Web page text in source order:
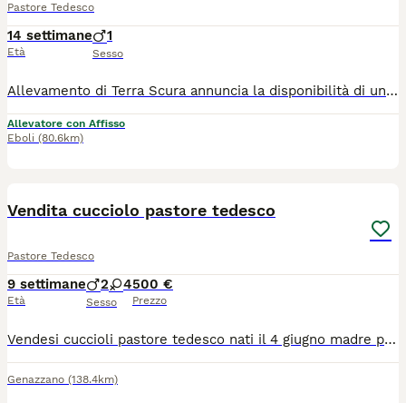
Pastore Tedesco
14 settimane
Età
1
Sesso
Allevamento di Terra Scura annuncia la disponibilità di un maschietto a pelo lungo Non è semplicemente un cucciolo, ma il frutto di un’attenta selezione genetica, nata dalla passione per il Pastore Tedesco e dalla volontà di allevare soggetti sani, equilibrati e tipici della razza. Questo splendido maschio a pelo lungo proviene da un’importantissima linea di sangue internazionale. Nel suo pedigree sono presenti campioni del mondo e soggetti che hanno scritto la storia della razza, sinonimo di eccellenza per carattere, salute, tipicità e bellezza. Per citarne alcuni : VA RE DELLA VALCUVIA, VA USHER AUS DER BRUNNENSTRASSE, VA SPENCER DI CASA MASSARELLI e potremmo citarne ancora tanti..🏆 Fin da piccolo si distingue per il suo carattere: 🐾 Dolce e affettuoso con la famiglia. 🐾 Forte e sicuro di sé, senza essere dominante. 🐾 Equilibrato e stabile, con un’ottima predisposizione all’apprendimento. 🐾 Vivace, giocherellone e curioso, sempre pronto a condividere ogni momento con il proprio compagno umano. È un cucciolo ideale sia per chi desidera un fedele compagno di vita, sia per chi cerca un soggetto di elevata qualità, figlio di una genealogia prestigiosa. Al momento della consegna sarà affidato con: ✔ Pedigree ENCI. ✔ Microchip e iscrizione all’Anagrafe Canina. ✔ Ciclo vaccinale completo. ✔ Quattro sverminazioni effettuate. ✔ Libretto sanitario. ✔ Certificato di buona salute rilasciato dal medico veterinario. Il cucciolo cresce in un ambiente familiare, seguito con cura fin dai primi giorni di vita, ricevendo una corretta socializzazione e tutte le attenzioni necessarie per affrontare al meglio il suo ingresso nella nuova famiglia. Se cerchi un Pastore Tedesco che unisca prestigio genealogico, bellezza, carattere ed equilibrio, questo cucciolo rappresenta una scelta di assoluto livello. Per maggiori informazioni, foto, video o per conoscere meglio la sua genealogia, non esitare a contattarci.
Allevatore con Affisso
Eboli (80.6km)
Vendita cucciolo pastore tedesco
Pastore Tedesco
9 settimane
Età
2 4
Sesso
500 €
Prezzo
Vendesi cuccioli pastore tedesco nati il 4 giugno madre pastore tedesco da lavoro padre pastore tedesco a pelo lungo per informazioni 3200971388
Genazzano (138.4km)